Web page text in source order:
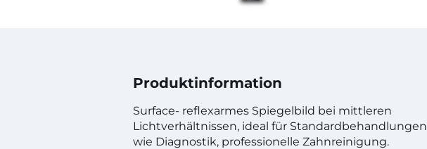
Produktinformation
Surface- reflexarmes Spiegelbild bei mittleren
Lichtverhältnissen, ideal für Standardbehandlungen
wie Diagnostik, professionelle Zahnreinigung.